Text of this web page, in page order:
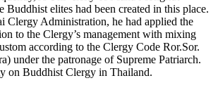
Buddhist elites had been created in this place.
Clergy Administration, he had applied the
to the Clergy’s management with mixing
according to the Clergy Code Ror.Sor.
under the patronage of Supreme Patriarch.
on Buddhist Clergy in Thailand.